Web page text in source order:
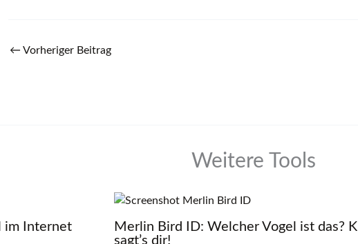
← Vorheriger Beitrag
Weitere Tools
im Internet
Merlin Bird ID: Welcher Vogel ist das? KI
sagt’s dir!